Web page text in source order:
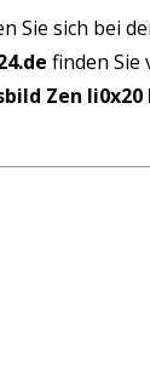
sich bei
finden Sie
Zen Ii0x20